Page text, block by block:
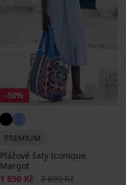
-50%
PREMIUM
Plážové šaty Iconique
Margot
Sleva
1 850 Kč Původní cena
3 699 Kč